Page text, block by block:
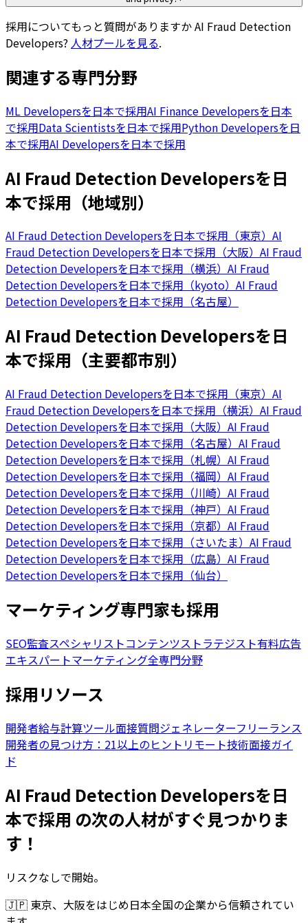
採用についてもっと質問がありますかAI Fraud Detection
Developers? 人材プールを見る.
関連する専門分野
ML Developersを日本で採用AI Finance Developersを日本
で採用Data Scientistsを日本で採用Python Developersを日
本で採用AI Developersを日本で採用
AI Fraud Detection Developersを日
本で採用（地域別）
AI Fraud Detection Developersを日本で採用（東京） AI
Fraud Detection Developersを日本で採用（大阪） AI Fraud
Detection Developersを日本で採用（横浜） AI Fraud
Detection Developersを日本で採用（kyoto） AI Fraud
Detection Developersを日本で採用（名古屋）
AI Fraud Detection Developersを日
本で採用（主要都市別）
AI Fraud Detection Developersを日本で採用（東京） AI
Fraud Detection Developersを日本で採用（横浜） AI Fraud
Detection Developersを日本で採用（大阪） AI Fraud
Detection Developersを日本で採用（名古屋） AI Fraud
Detection Developersを日本で採用（札幌） AI Fraud
Detection Developersを日本で採用（福岡） AI Fraud
Detection Developersを日本で採用（川崎） AI Fraud
Detection Developersを日本で採用（神戸） AI Fraud
Detection Developersを日本で採用（京都） AI Fraud
Detection Developersを日本で採用（さいたま） AI Fraud
Detection Developersを日本で採用（広島） AI Fraud
Detection Developersを日本で採用（仙台）
マーケティング専門家も採用
SEO監査スペシャリストコンテンツストラテジスト有料広告
エキスパートマーケティング全専門分野
採用リソース
開発者給与計算ツール面接質問ジェネレーターフリーランス
開発者の見つけ方：21以上のヒント リモート技術面接ガイ
ド
AI Fraud Detection Developersを日
本で採用 の次の人材がすぐ見つかりま
す！
リスクなしで開始。
🇯🇵 東京、大阪をはじめ日本全国の企業から信頼されてい